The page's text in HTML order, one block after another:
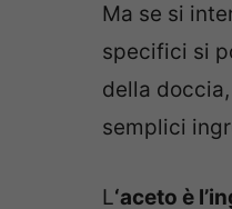
Ma se si
specifici si
della
semplici
L‘aceto è